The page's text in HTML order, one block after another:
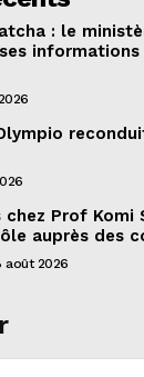
: le
informations
Prof Komi
auprès des
août 2026